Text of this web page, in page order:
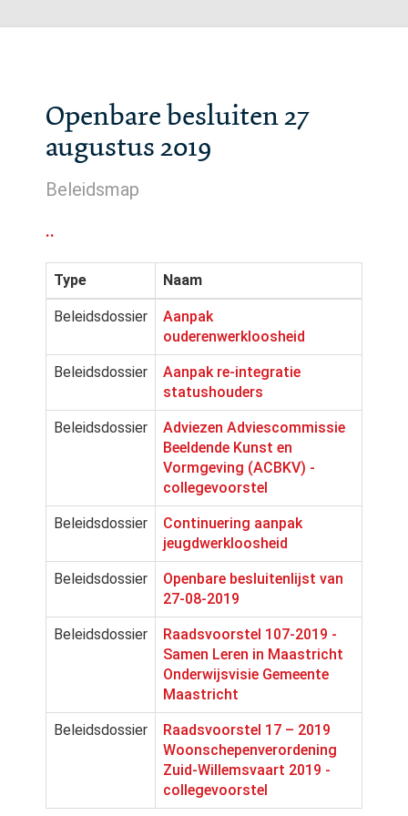
Openbare besluiten 27
augustus 2019
Beleidsmap
..
Type Naam
Beleidsdossier
Aanpak
ouderenwerkloosheid
Beleidsdossier
Aanpak re-integratie
statushouders
Beleidsdossier
Adviezen Adviescommissie
Beeldende Kunst en
Vormgeving (ACBKV) -
collegevoorstel
Beleidsdossier
Continuering aanpak
jeugdwerkloosheid
Beleidsdossier
Openbare besluitenlijst van
27-08-2019
Beleidsdossier
Raadsvoorstel 107-2019 -
Samen Leren in Maastricht
Onderwijsvisie Gemeente
Maastricht
Beleidsdossier
Raadsvoorstel 17 – 2019
Woonschepenverordening
Zuid-Willemsvaart 2019 -
collegevoorstel